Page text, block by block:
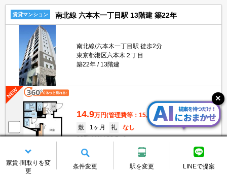
賃貸マンション 南北線 六本木一丁目駅 13階建 築22年
南北線/六本木一丁目駅 徒歩2分
東京都港区六本木２丁目
築22年
13階建
14.9万円(管理費等：15,000円)
敷
1ヶ月 礼
なし
10階
1K 28.5m²
★周辺の物件を一括でご紹介可能！お気軽にお申し付け下さい。
家賃·間取りを変
更
条件変更 駅を変更 LINEで提案